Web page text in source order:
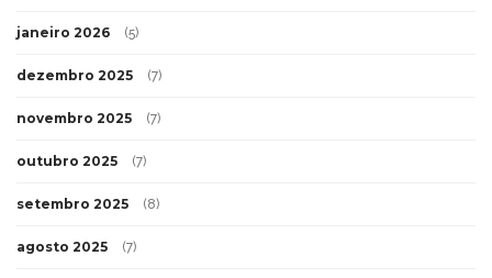
janeiro 2026 (5)
dezembro 2025 (7)
novembro 2025 (7)
outubro 2025 (7)
setembro 2025 (8)
agosto 2025 (7)